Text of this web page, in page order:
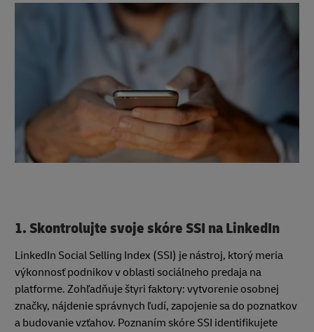
1. Skontrolujte svoje skóre SSI na LinkedIn
LinkedIn Social Selling Index (SSI) je nástroj, ktorý meria
výkonnosť podnikov v oblasti sociálneho predaja na
platforme. Zohľadňuje štyri faktory: vytvorenie osobnej
značky, nájdenie správnych ľudí, zapojenie sa do poznatkov
a budovanie vzťahov. Poznaním skóre SSI identifikujete